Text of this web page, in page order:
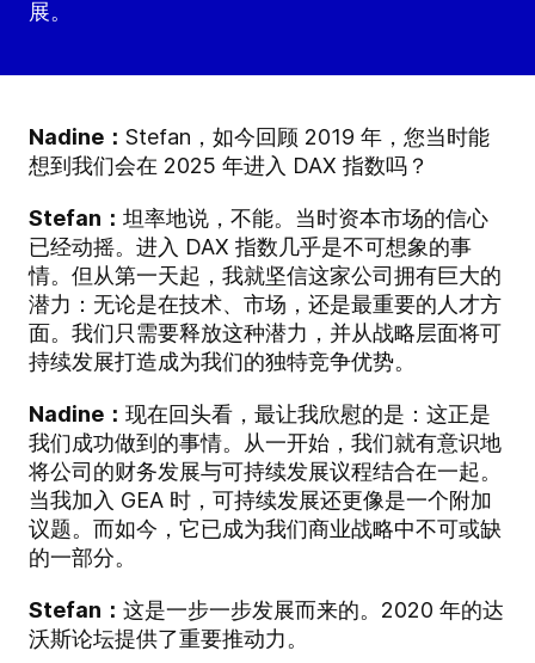
展。
Nadine： Stefan，如今回顾 2019 年，您当时能
想到我们会在 2025 年进入 DAX 指数吗？
Stefan： 坦率地说，不能。当时资本市场的信心
已经动摇。进入 DAX 指数几乎是不可想象的事
情。但从第一天起，我就坚信这家公司拥有巨大的
潜力：无论是在技术、市场，还是最重要的人才方
面。我们只需要释放这种潜力，并从战略层面将可
持续发展打造成为我们的独特竞争优势。
Nadine： 现在回头看，最让我欣慰的是：这正是
我们成功做到的事情。从一开始，我们就有意识地
将公司的财务发展与可持续发展议程结合在一起。
当我加入 GEA 时，可持续发展还更像是一个附加
议题。而如今，它已成为我们商业战略中不可或缺
的一部分。
Stefan： 这是一步一步发展而来的。2020 年的达
沃斯论坛提供了重要推动力。